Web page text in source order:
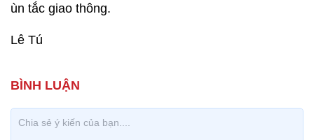
ùn tắc giao thông.
Lê Tú